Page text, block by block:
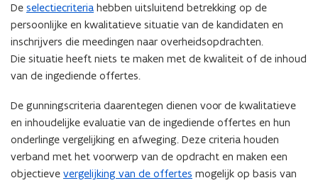
De selectiecriteria hebben uitsluitend betrekking op de
persoonlijke en kwalitatieve situatie van de kandidaten en
inschrijvers die meedingen naar overheidsopdrachten.
Die situatie heeft niets te maken met de kwaliteit of de inhoud
van de ingediende offertes.
De gunningscriteria daarentegen dienen voor de kwalitatieve
en inhoudelijke evaluatie van de ingediende offertes en hun
onderlinge vergelijking en afweging. Deze criteria houden
verband met het voorwerp van de opdracht en maken een
objectieve vergelijking van de offertes mogelijk op basis van